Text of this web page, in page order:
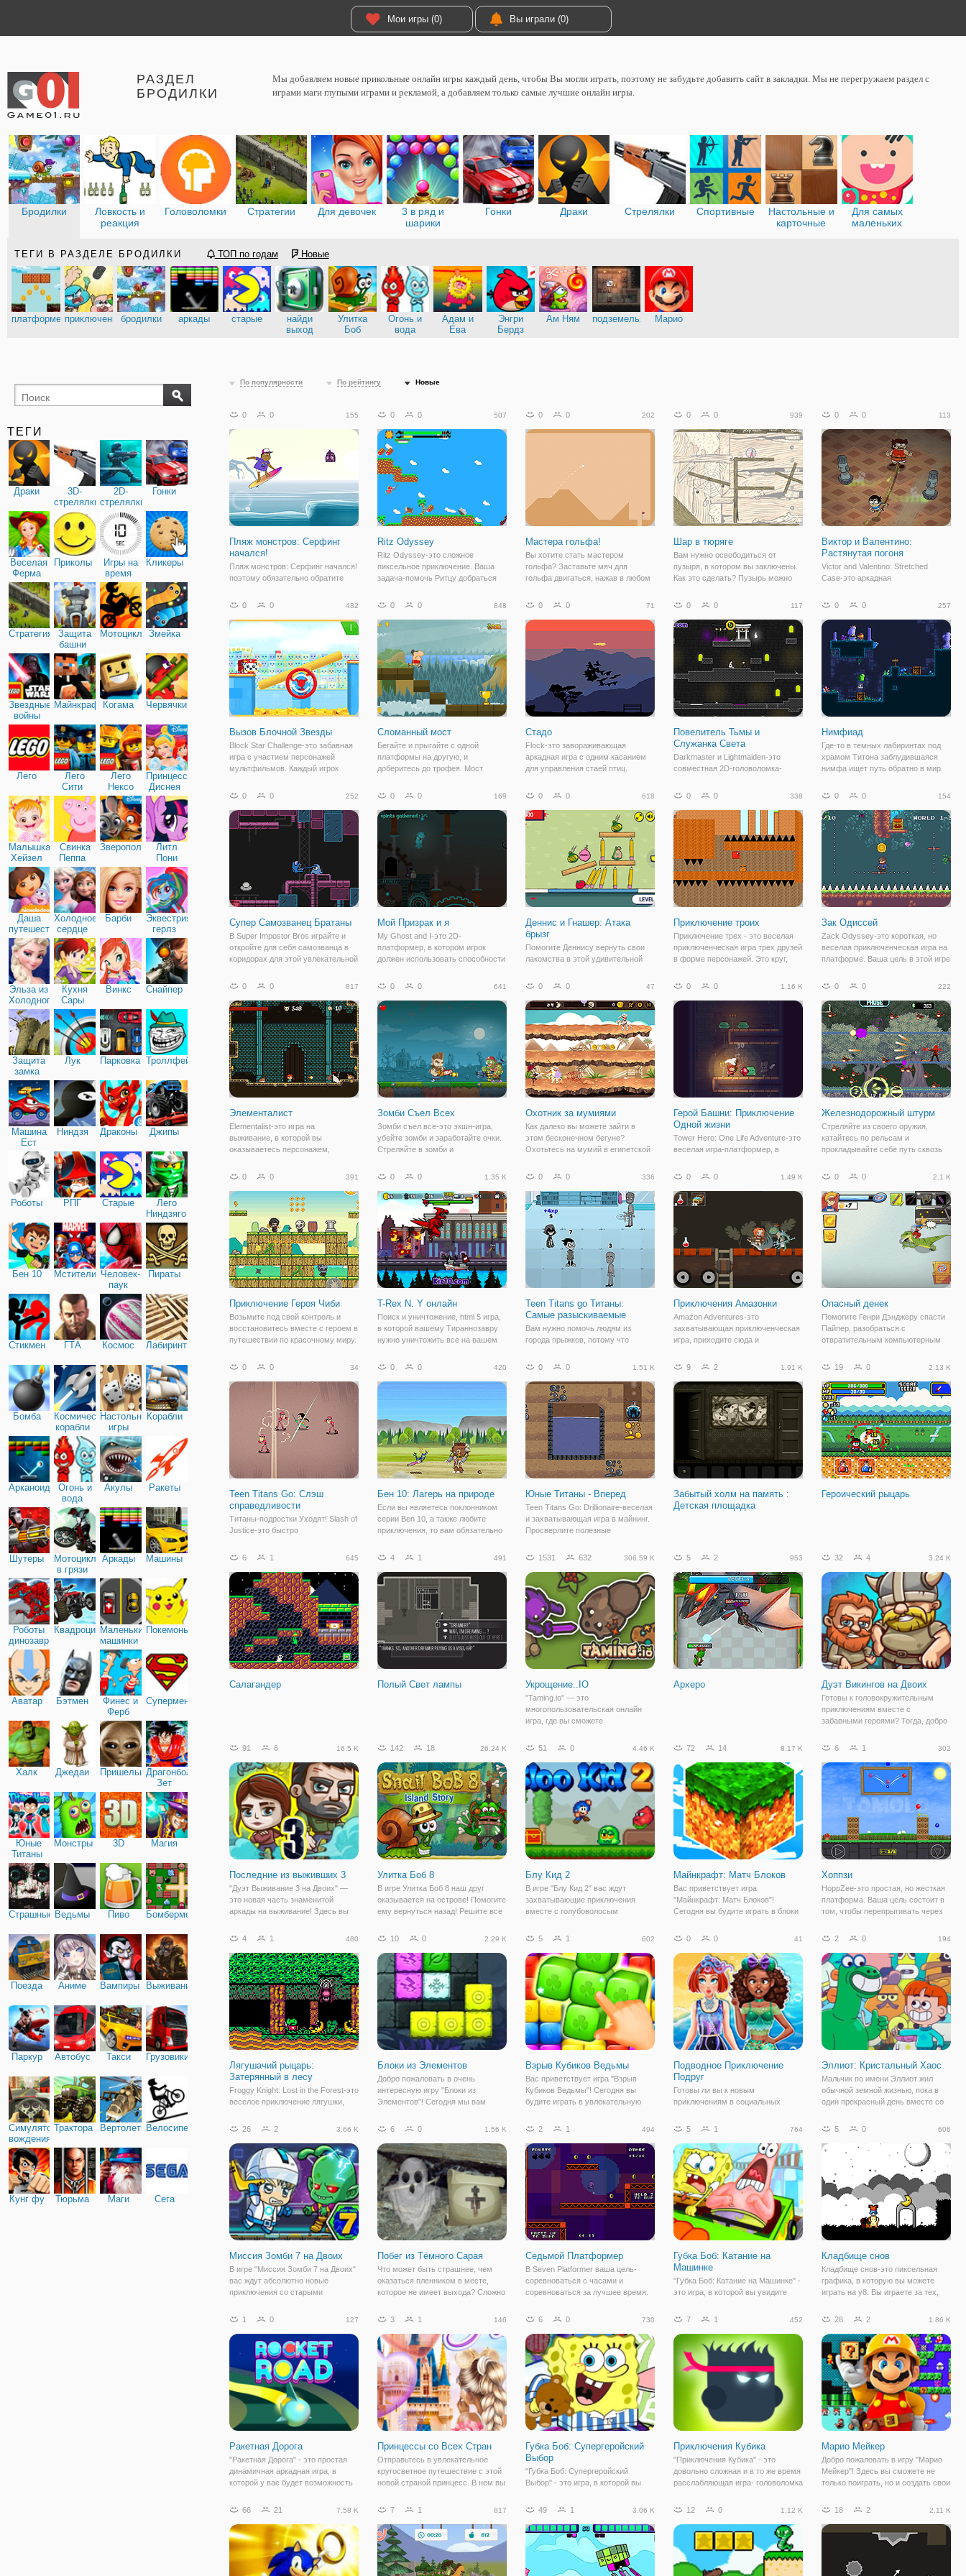
Мои игры (0) Вы играли (0)
РАЗДЕЛ
БРОДИЛКИ
Мы добавляем новые прикольные онлайн игры каждый день, чтобы Вы могли играть, поэтому не забудьте добавить сайт в закладки. Мы не перегружаем раздел с
играми маги глупыми играми и рекламой, а добавляем только самые лучшие онлайн игры.
Бродилки
Ловкость и
реакция
Головоломки Стратегии Для девочек
3 в ряд и
шарики
Гонки Драки Стрелялки Спортивные
Настольные и
карточные
Для самых
маленьких
ТЕГИ В РАЗДЕЛЕ БРОДИЛКИ ТОП по годам Новые
платформерыприключениябродилки аркады старые
найди
выход
Улитка
Боб
Огонь и
вода
Адам и
Ева
Энгри
Бердз
Ам Ням подземелья Марио
ТЕГИ
Драки
3D-
стрелялки
2D-
стрелялки
Гонки
Веселая
Ферма
Приколы
Игры на
время
Кликеры
Стратегия
Защита
башни
МотоциклыЗмейка
Звездные
войны
МайнкрафтКогама Червячки
Лего
Лего
Сити
Лего
Нексо
Найтс
Принцессы
Диснея
Малышка
Хейзел
Свинка
Пеппа
Зверополис
Литл
Пони
Дружба
Даша
путешественница
Холодное
сердце
Барби
Эквестрия
герлз
Эльза из
Холодного
сердца
Кухня
Сары
Винкс Снайпер
Защита
замка
Лук Парковка Троллфейс
Машина
Ест
Машину
Ниндзя Драконы Джипы
Роботы РПГ Старые
Лего
Ниндзяго
Бен 10 Мстители Человек-
паук
Пираты
Стикмен ГТА Космос Лабиринты
Бомба
Космические
корабли
Настольные
игры
Корабли
Арканоид
Огонь и
вода
Акулы Ракеты
Шутеры
Мотоциклы
в грязи
Аркады Машины
Роботы
динозавры
КвадроциклыМаленькие
машинки
Покемоны
Аватар Бэтмен
Финес и
Ферб
Супермен
Халк Джедаи ПришельцыДрагонболл
Зет
Юные
Титаны
Монстры 3D Магия
Страшные Ведьмы Пиво Бомбермен
Поезда Аниме Вампиры Выживание
Паркур Автобус Такси Грузовики
Симулятор
вождения
Трактора ВертолетыВелосипед
Кунг фу Тюрьма Маги Сега
По популярности По рейтингу Новые
0 0 155
Пляж монстров: Серфинг
начался!
Пляж монстров: Серфинг начался!
поэтому обязательно обратите
ж, вам придется сначала выбрать
начале доступны два курса, но по
мере прохождения будут
0 0 507
Ritz Odyssey
Ritz Odyssey-это сложное
пиксельное приключение. Ваша
задача-помочь Ритцу добраться
должны поддерживать свою
избегая всех опасностей на своем
пути. Как далеко
0 0 202
Мастера гольфа!
Вы хотите стать мастером
гольфа? Заставьте мяч для
гольфа двигаться, нажав в любом
отпустите его в воздухе, чтобы
броска мяча в цель. Возьмите
0 0 939
Шар в тюряге
Вам нужно освободиться от
пузыря, в котором вы заключены.
Как это сделать? Пузырь можно
находится в стене. Веселая
множеством интересных уровней
головоломки. Вы также
0 0 113
Виктор и Валентино:
Растянутая погоня
Victor and Valentino: Stretched
Case-это аркадная
касанием, основанная на
Валентино. Можете ли вы помочь
и провести двух братьев через
подвал таинственного
антикварного
0 0 482
Вызов Блочной Звезды
Block Star Challenge-это забавная
игра с участием персонажей
мультфильмов. Каждый игрок
упомянутых ранее шоу, причем
блоков, отсюда и название игры.
Вы принимаете участие в
0 0 848
Сломанный мост
Бегайте и прыгайте с одной
платформы на другую, и
доберитесь до трофея. Мост
попробуйте пропустить все
мыши дольше, чтобы прыгать
0 0 71
Стадо
Flock-это завораживающая
аркадная игра с одним касанием
для управления стаей птиц.
для всех вас, знаете ли вы
способность управлять стаями.
Здесь мы предлагаем
0 0 117
Повелитель Тьмы и
Служанка Света
Darkmaster и Lightmaiden-это
совместная 2D-головоломка-
серией Fireboy и Watergirl.
Мастеру и Служанке Света в их
путешествии по
негостеприимному храму,
полному трюков и
0 0 257
Нимфиад
Где-то в темных лабиринтах под
храмом Титона заблудившаяся
нимфа ищет путь обратно в мир
путешествие не будет легким.
выбранный путь верен в этом
проклятом месте.
0 0 252
Супер Самозванец Братаны
В Super Impostor Bros играйте и
откройте для себя самозванца в
коридорах для этой увлекательной
действий. Собирайте аптечки,
противников и найдите способ
выжить и
0 0 169
Мой Призрак и я
My Ghost and I-это 2D-
платформер, в котором игрок
должен использовать способности
всех духов и открыть портал на
0 0 618
Деннис и Гнашер: Атака
брызг
Помогите Деннису вернуть свои
лакомства в этой удивительной
мега-катапульту, чтобы стрелять
Вам нужно опрокинуть башни и
получить вонючие бомбы,
подушки для
0 0 338
Приключение троих
Приключение трех - это веселая
приключенческая игра трех друзей
в форме персонажей. Это круг,
них обладает особыми
их обнаружить. Помогите этим 3
0 0 154
Зак Одиссей
Zack Odyssey-это короткая, но
веселая приключенческая игра на
платформе. Ваша цель в этой игре
алмазы, выбрать эти большие
и избежать всех видов опасностей
в
0 0 817
Элементалист
Elementalist-это игра на
выживание, в которой вы
оказываетесь персонажем,
подземелья. Вы быстро
на самом деле вы находитесь в
пространстве, заполненном
0 0 641
Зомби Съел Всех
Зомби съел все-это экшн-игра,
убейте зомби и заработайте очки.
Стреляйте в зомби и
0 0 47
Охотник за мумиями
Как далеко вы можете зайти в
этом бесконечном бегуне?
Охотьтесь на мумий в египетской
препятствий на своем пути.
приобрести более мощное оружие.
В игру легко
0 0 1.16 K
Герой Башни: Приключение
Одной жизни
Tower Hero: One Life Adventure-это
веселая игра-платформер, в
башню, наполненную монстрами,
богатства и славы! Становитесь
сильнее и достигайте более
0 0 222
Железнодорожный штурм
Стреляйте из своего оружия,
катайтесь по рельсам и
прокладывайте себе путь сквозь
0
0 391
Приключение Героя Чиби
Возьмите под свой контроль и
восстановитесь вместе с героем в
путешествии по красочному миру.
также платформы, с которых
прыгать на них снизу. Если вы
0 0 1.35 K
T-Rex N. Y онлайн
Поиск и уничтожение, html 5 игра,
в которой вашему Тираннозавру
нужно уничтожить все на вашем
по всему городу. T-Rex-это
которой вы управляете огромным
0 0 336
Teen Titans go Титаны:
Самые разыскиваемые
Вам нужно помочь людям из
города прыжков, потому что
только вы можете что-то с этим
будете Робин, поэтому вам
придется сражаться один на один
с теми врагами,
0 0 1.49 K
Приключения Амазонки
Amazon Adventures-это
захватывающая приключенческая
игра, приходите сюда и
этой красивой девушкой
несколько разных опасных пещер,
и вам нужно помочь ей убивать
врагов
0 0 2.1 K
Опасный денек
Помогите Генри Дэнджеру спасти
Пайпер, разобраться с
отвратительным компьютерным
бомбу и многое другое. Идите с
сражайтесь со своими врагами,
чтобы спасти Пайпер и
0 0 34
Teen Titans Go: Слэш
справедливости
Титаны-подростки Уходят! Slash of
Justice-это быстро
на мультсериале Teen Titans Go!.
изучите схему атаки боссов,
чтобы эффективно победить их.
Выберите одного из
0 0 420
Бен 10: Лагерь на природе
Если вы являетесь поклонником
серии Ben 10, а также любите
приключения, то вам обязательно
Camp. Давайте посмотрим,что все
борьбой, чтобы защитить тех, кого
он
0 0 1.51 K
Юные Титаны - Вперед
Teen Titans Go: Drillionaire-веселая
и захватывающая игра в майнинг.
Просверлите полезные
деньги на апгрейды, и всегда
Повеселись с бурильщиком. Для
перемещения
9 2 1.91 K
Забытый холм на память :
Детская площадка
19 0 2.13 K
Героический рыцарь
6 1 645
Салагандер
4 1 491
Полый Свет лампы
1531 632 306.59 K
Укрощение..IO
"Taming.io" — это
многопользовательская онлайн
игра, где вы сможете
земного шара и стать владельцем
заняла свою нишу в коллекции
любимых ио игр многих геймеров.
5 2 953
Археро
32 4 3.24 K
Дуэт Викингов на Двоих
Готовы к головокружительным
приключениям вместе с
забавными героями? Тогда, добро
на Двоих"! Вы отправитесь в
Скандинавию населяли викинги —
воинствующие мореходы.
91 6 16.5 K
Последние из выживших 3
"Дуэт Выживание 3 на Двоих" —
это новая часть знаменитой
аркады на выживание! Здесь вы
с отважной парочкой. Бойкая
оказались отличной командой и
отменно
142 18 26.24 K
Улитка Боб 8
В игре Улитка Боб 8 наш друг
оказывается на острове! Помогите
ему вернуться назад! Решите все
проведите Боба к выходу.
51 0 4.46 K
Блу Кид 2
В игре "Блу Кид 2" вас ждут
захватывающие приключения
вместе с голубоволосым
день он вышел на прогулку вместе
вдруг небо закрыли огромные
крылья и возле ребят
72 14 8.17 K
Майнкрафт: Матч Блоков
Вас приветствует игра
"Майнкрафт: Матч Блоков"!
Сегодня вы будите играть в блоки
"Майнкрафт". Здесь мы
искателями приключений, которые
живут в мире Майнкрафта. Они
как- то
6 1 302
Хоппзи
HoppZee-это простая, но жесткая
платформа. Ваша цель состоит в
том, чтобы перепрыгивать через
все ключи. Вы должны быть в
необходимые ключи, а затем
пройти через
4 1 480
Лягушачий рыцарь:
Затерянный в лесу
Froggy Knight: Lost in the Forest-это
веселое приключение лягушки,
Сумейте использовать свои
врагов, чтобы сбежать из леса!
Будьте готовы оказаться в дикой
10 0 2.29 K
Блоки из Элементов
Добро пожаловать в очень
интересную игру "Блоки из
Элементов"! Сегодня мы вам
сыграть в блоки из элементов, эта
интересных головоломок, которые
способны хорошо разить
5 1 602
Взрыв Кубиков Ведьмы
Вас приветствует игра "Взрыв
Кубиков Ведьмы"! Сегодня вы
будите играть в увлекательную
людей своими простыми
интересными уровнями и
заданиями для вас!
0 0 41
Подводное Приключение
Подруг
Готовы ли вы к новым
приключениям в социальных
принцессы решили отправиться в
требует особой подготовки.
Присоединяйтесь к своим
любимым принцессам в этом
2 0 194
Эллиот: Кристальный Хаос
Мальчик по имени Эллиот жил
обычной земной жизнью, пока в
один прекрасный день вместе со
удивительную планету. Там
существа, которых Эллиот не
видел даже в книжках.
26 2 3.66 K
Миссия Зомби 7 на Двоих
В игре "Миссия Зомби 7 на Двоих"
вас ждут абсолютно новые
приключения со старыми
саги о зомби вы снова
солдатами, которые готовы
противостоять самым страшным
6 0 1.56 K
Побег из Тёмного Сарая
Что может быть страшнее, чем
оказаться пленником в месте,
которое не имеет выхода? Сложно
что страшнее места не сыскать на
согласиться. В игре "Побег из
Тёмного
2 1 494
Седьмой Платформер
В Seven Platformer ваша цель-
соревноваться с часами и
соревноваться за лучшее время.
фрукты. Выберите режимы игры,
режим дзен, где вы можете играть
на любом
5 1 764
Губка Боб: Катание на
Машинке
"Губка Боб: Катание на Машинке" -
это игра, в которой вы увидите
машинки. А вы любите ездить на
Особенно, когда вы едите на
американских горках и ловите
острые
5 0 606
Кладбище снов
Кладбище снов-это пиксельная
графика, в которую вы можете
играть на y8. Вы играете за тех,
даже одежды. Откройте каждый
один за другим вы обнаружите
1 0 127
Ракетная Дорога
"Ракетная Дорога" - это простая
динамичная аркадная игра, в
которой у вас будет возможность
настоящей ракетой!
путешествие по бесконечным
просторам космоса! Мчитесь
3 1 146
Принцессы со Всех Стран
Отправьтесь в увлекательное
кругосветное путешествие с этой
новой страной принцесс. В нем вы
принцесс Диснея и сможете
местной модой. Вам интересно
узнать, куда вы
6 0 730
Губка Боб: Супергеройский
Выбор
"Губка Боб: Супергеройский
Выбор" - это игра, в которой вы
его любимый друг Патрик очень
разделить их с вами. Губка Боб и
Патрик всегда в курсе, что
зачастую
7 1 452
Приключения Кубика
"Приключения Кубика" - это
довольно сложная и в то же время
расслабляющая игра- головоломка
сопровождением, а также яркой
стиле! Игра поведает вам историю
об маленьком
28 2 1.86 K
Марио Мейкер
Добро пожаловать в игру "Марио
Мейкер"! Здесь вы сможете не
только поиграть, но и создать свои
мега круто! Первые два уровня
немного поиграть, чтобы
66 21 7.58 K 7 1 817 49 1 3.06 K 12 0 1.12 K 18 2 2.11 K